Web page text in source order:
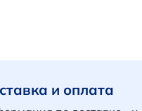
и оплата